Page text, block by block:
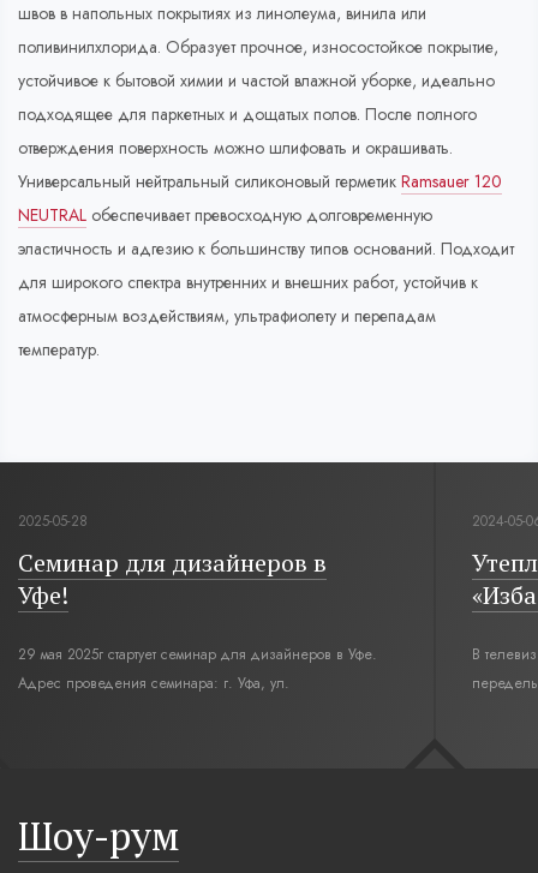
швов в напольных покрытиях из линолеума, винила или
поливинилхлорида. Образует прочное, износостойкое покрытие,
устойчивое к бытовой химии и частой влажной уборке, идеально
подходящее для паркетных и дощатых полов. После полного
отверждения поверхность можно шлифовать и окрашивать.
Универсальный нейтральный силиконовый герметик Ramsauer 120
NEUTRAL обеспечивает превосходную долговременную
эластичность и адгезию к большинству типов оснований. Подходит
для широкого спектра внутренних и внешних работ, устойчив к
атмосферным воздействиям, ультрафиолету и перепадам
температур.
2025-05-28
Семинар для дизайнеров в
Уфе!
29 мая 2025г стартует семинар для дизайнеров в Уфе.
Адрес проведения семинара: г. Уфа, ул.
2024-05-
В
Шоу-рум